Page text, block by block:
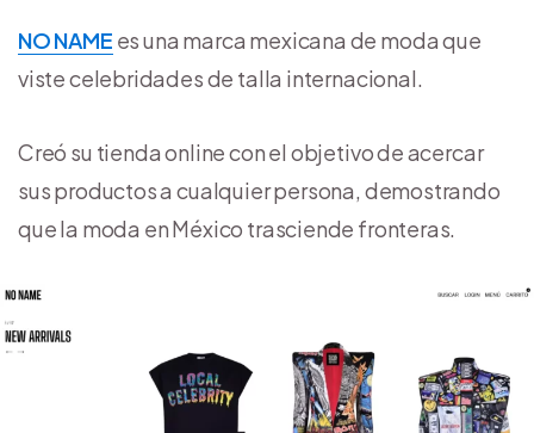
NO NAME es una marca mexicana de moda que
viste celebridades de talla internacional.
Creó su tienda online con el objetivo de acercar
sus productos a cualquier persona, demostrando
que la moda en México trasciende fronteras.